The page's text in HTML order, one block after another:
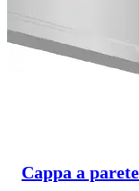
Cappa a